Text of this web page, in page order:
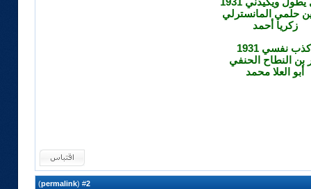
يطول ويكيدني 1931
حلمي المانسترلي
زكريا أحمد
نفسي 1931
بن النطاح الحنفي
أبو العلا محمد
#
2
(
permalink
)